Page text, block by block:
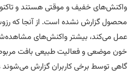
خفیف و موقتی هستند و تاکنون
می‌کند، بیشتر واکنش‌های مشاهده‌شده
موضعی و فعالیت طبیعی بافت مربوط
توسط برخی کاربران گزارش می‌شوند